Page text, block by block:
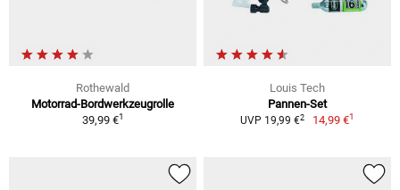
Rothewald
Motorrad-Bordwerkzeugrolle
39,99 €1
Louis Tech
Pannen-Set
UVP 19,99 €2 14,99 €1